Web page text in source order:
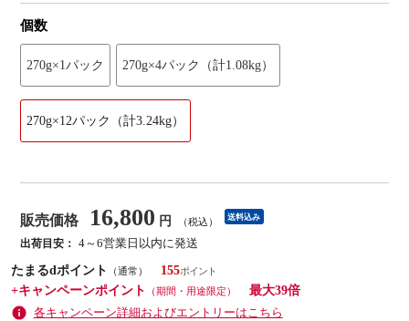
個数
270g×1パック 270g×4パック（計1.08kg）
270g×12パック（計3.24kg）
販売価格 16,800 円 （税込） 送料込み
出荷目安： 4～6営業日以内に発送
たまるdポイント
（通常）
155
+キャンペーンポイント
（期間・用途限定）
最大39倍
各キャンペーン詳細およびエントリーはこちら